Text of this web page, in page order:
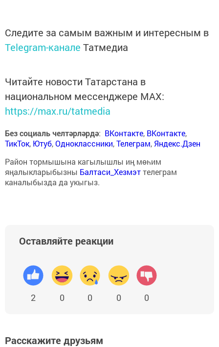
Следите за самым важным и интересным в
Telegram-канале Татмедиа
Читайте новости Татарстана в
национальном мессенджере MАХ:
https://max.ru/tatmedia
Без социаль челтәрләрдә: ВКонтакте, ВКонтакте,
ТикТок, Ютуб,Одноклассники,Телеграм, Яндекс.Дзен
Район тормышына кагылышлы иң мөһим
яңалыкларыбызны Балтаси_Хезмэттелеграм
каналыбызда да укыгыз.
Оставляйте реакции
2 0 0 0 0
Расскажите друзьям